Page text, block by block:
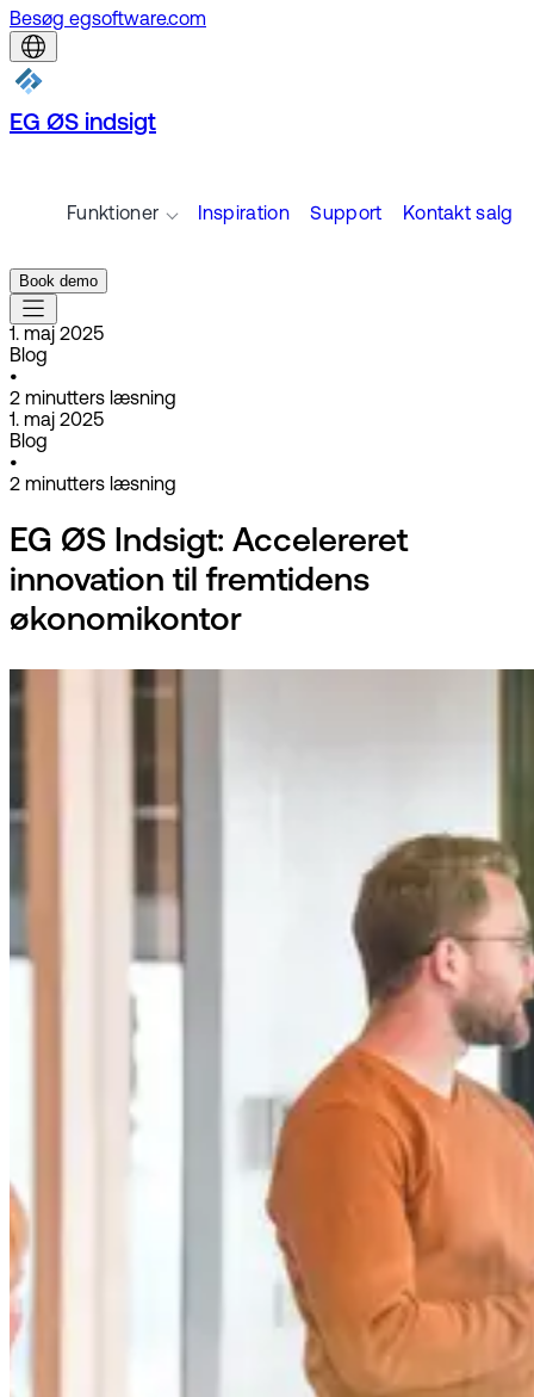
Besøg egsoftware.com
EG ØS indsigt
Funktioner Inspiration Support Kontakt salg
Book demo
1. maj 2025
Blog
•
2 minutters læsning
1. maj 2025
Blog
•
2 minutters læsning
EG ØS Indsigt: Accelereret
innovation til fremtidens
økonomikontor